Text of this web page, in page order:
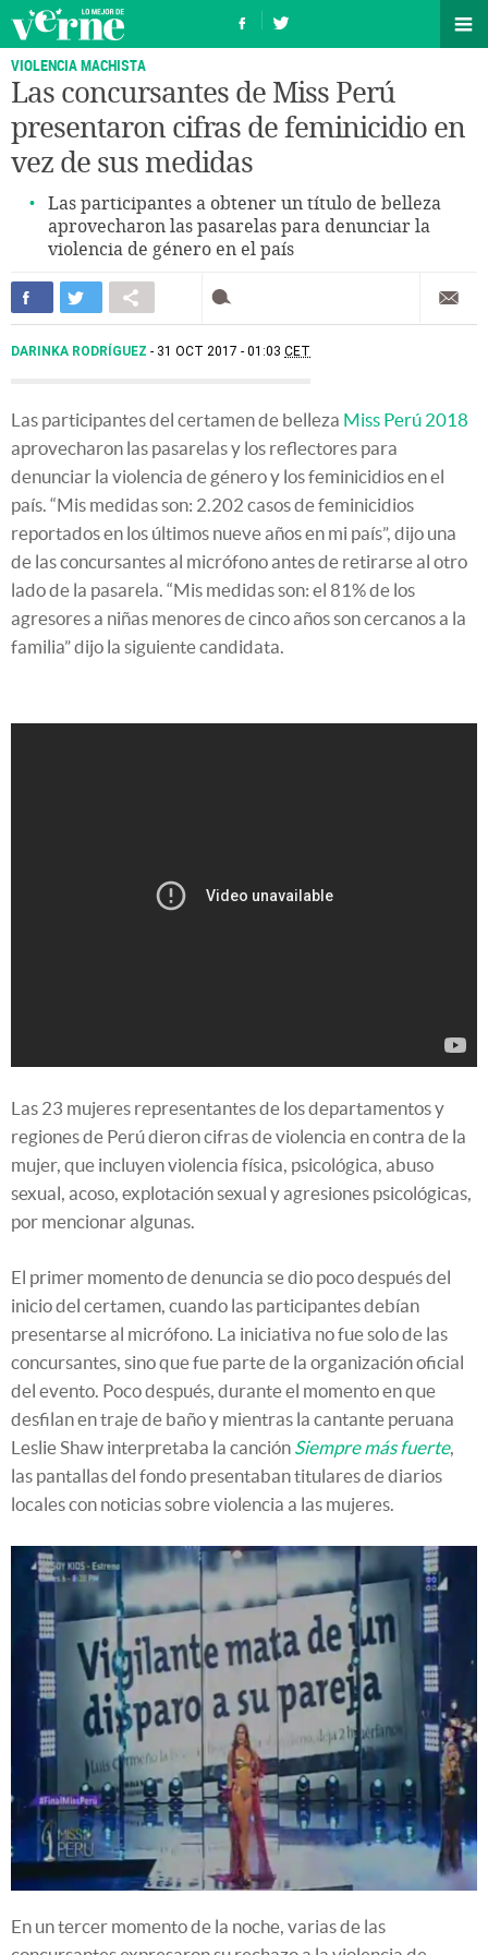
VIOLENCIA MACHISTA
Las concursantes de Miss Perú
presentaron cifras de feminicidio en
vez de sus medidas
Las participantes a obtener un título de belleza
aprovecharon las pasarelas para denunciar la
violencia de género en el país
DARINKA RODRÍGUEZ 31 OCT 2017 - 01:03 CET
Las participantes del certamen de belleza Miss Perú 2018
aprovecharon las pasarelas y los reflectores para
denunciar la violencia de género y los feminicidios en el
país. “Mis medidas son: 2.202 casos de feminicidios
reportados en los últimos nueve años en mi país”, dijo una
de las concursantes al micrófono antes de retirarse al otro
lado de la pasarela. “Mis medidas son: el 81% de los
agresores a niñas menores de cinco años son cercanos a la
familia” dijo la siguiente candidata.
Las 23 mujeres representantes de los departamentos y
regiones de Perú dieron cifras de violencia en contra de la
mujer, que incluyen violencia física, psicológica, abuso
sexual, acoso, explotación sexual y agresiones psicológicas,
por mencionar algunas.
El primer momento de denuncia se dio poco después del
inicio del certamen, cuando las participantes debían
presentarse al micrófono. La iniciativa no fue solo de las
concursantes, sino que fue parte de la organización oficial
del evento. Poco después, durante el momento en que
desfilan en traje de baño y mientras la cantante peruana
Leslie Shaw interpretaba la canción Siempre más fuerte,
las pantallas del fondo presentaban titulares de diarios
locales con noticias sobre violencia a las mujeres.
En un tercer momento de la noche, varias de las